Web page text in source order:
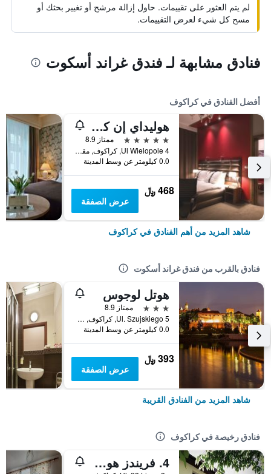
لم يتم العثور على تقييمات. حاول إزالة مرشح أو تغيير بحثك أو
مسح كل شيء لعرض التقييمات.
فنادق مشابهة لـ فندق غراند أسكوت
أفضل الفنادق في كراكوف
هوليداي إن كراكوف سيتي سنتر
5 نجوم
ممتاز 8.9
Ul Wielopole 4, كراكوف, مقاطعة بولندا الصغرى, بولندا
0.0 كيلومتر عن وسط المدينة
468 ﷼
عرض الصفقة
شاهد المزيد من أهم الفنادق في كراكوف
فنادق بالقرب من فندق غراند أسكوت
هوتل لوجوس
3 نجوم
ممتاز 8.9
Ul. Szujskiego 5, كراكوف, مقاطعة بولندا الصغرى, بولندا
0.0 كيلومتر عن وسط المدينة
393 ﷼
عرض الصفقة
شاهد المزيد من الفنادق القريبة
فنادق رخيصة في كراكوف
4. فريندز هوستل